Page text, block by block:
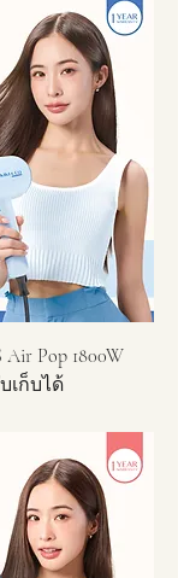
Pop 1800W
เก็บได้